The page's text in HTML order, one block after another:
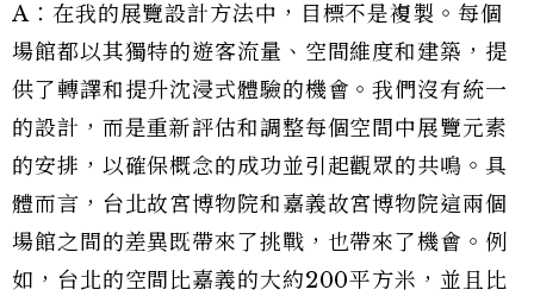
A：在我的展覽設計方法中，目標不是複製。每個
場館都以其獨特的遊客流量、空間維度和建築，提
供了轉譯和提升沈浸式體驗的機會。我們沒有統一
的設計，而是重新評估和調整每個空間中展覽元素
的安排，以確保概念的成功並引起觀眾的共鳴。具
體而言，台北故宮博物院和嘉義故宮博物院這兩個
場館之間的差異既帶來了挑戰，也帶來了機會。例
如，台北的空間比嘉義的大約200平方米，並且比